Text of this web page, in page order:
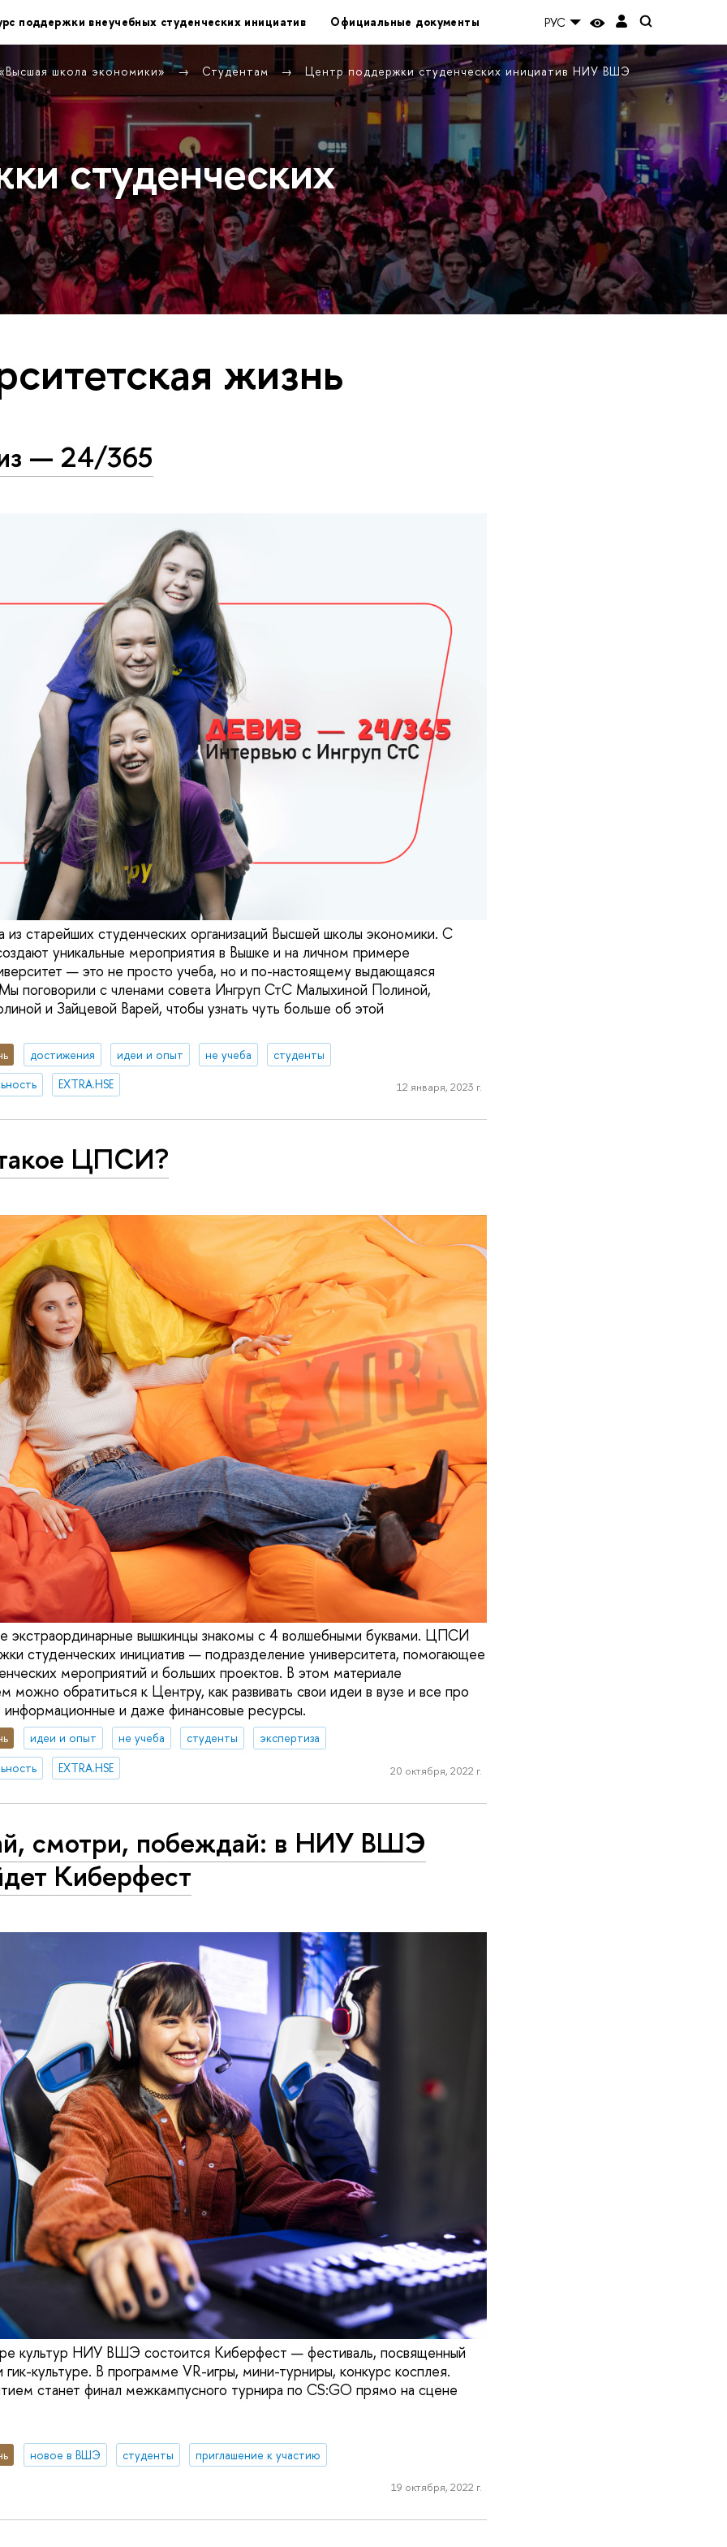
поддержки внеучебных студенческих инициатив Официальные документы РУС
школа экономики» Студентам Центр поддержки студенческих инициатив НИУ ВШЭ
студенческих
жизнь
— 24/365
старейших студенческих организаций Высшей школы экономики. С
уникальные мероприятия в Вышке и на личном примере
— это не просто учеба, но и по-настоящему выдающаяся
поговорили с членами совета Ингруп СтС Малыхиной Полиной,
и Зайцевой Варей, чтобы узнать чуть больше об этой
достижения идеи и опыт не учеба
студенты
EXTRA.HSE 12 января, 2023 г.
ЦПСИ?
экстраординарные вышкинцы знакомы с 4 волшебными буквами. ЦПСИ
студенческих инициатив — подразделение университета, помогающее
мероприятий и больших проектов. В этом материале
можно обратиться к Центру, как развивать свои идеи в вузе и все про
информационные и даже финансовые ресурсы.
идеи и опыт не учеба студенты
экспертиза
EXTRA.HSE 20 октября, 2022 г.
смотри, побеждай: в НИУ ВШЭ
Киберфест
культур НИУ ВШЭ состоится Киберфест — фестиваль, посвященный
культуре. В программе VR-игры, мини-турниры, конкурс косплея.
станет финал межкампусного турнира по CS:GO прямо на сцене
новое в ВШЭ студенты приглашение к участию
19 октября, 2022 г.